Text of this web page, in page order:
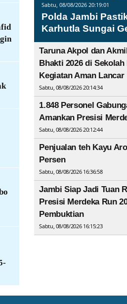
Sabtu, 08/08/2026 20:19:01
Polda Jambi
Karhutla Sungai
Taruna Akpol dan
Bhakti 2026 di
Kegiatan Aman Lancar
Sabtu, 08/08/2026 20:14:34
1.848 Personel
Amankan Presisi
Sabtu, 08/08/2026 20:12:44
Penjualan teh Kayu
Persen
Sabtu, 08/08/2026 16:36:58
Jambi Siap Jadi Tuan
Presisi Merdeka Run
Pembuktian
Sabtu, 08/08/2026 16:15:23